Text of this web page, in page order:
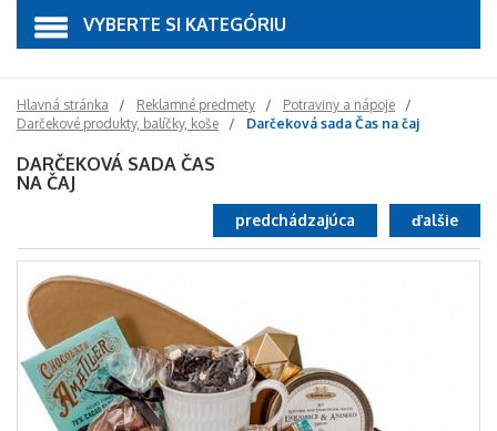
VYBERTE SI KATEGÓRIU
Hlavná stránka Reklamné predmety
Potraviny a nápoje
Darčekové produkty, balíčky, koše
Darčeková sada Čas na čaj
DARČEKOVÁ SADA ČAS
NA ČAJ
ďalšie
predchádzajúca